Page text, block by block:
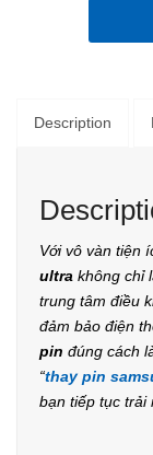
Description
Với vô vàn tiện
ultra không chỉ
trung tâm điều
đảm bảo điện
pin đúng cách
“thay pin
bạn tiếp tục trải